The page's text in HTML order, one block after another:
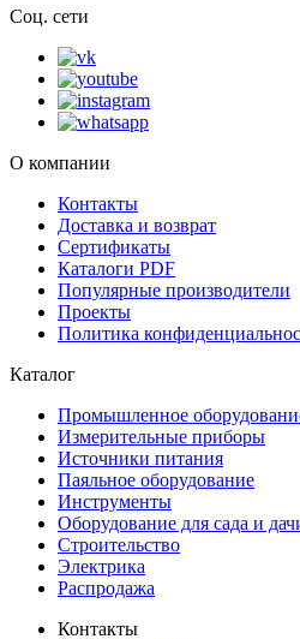
Соц. сети
О компании
Контакты
Доставка и возврат
Сертификаты
Каталоги PDF
Популярные производители
Проекты
Политика
Каталог
Промышленное
Измерительные приборы
Источники питания
Паяльное оборудование
Инструменты
Оборудование для сада и
Строительство
Электрика
Распродажа
Контакты